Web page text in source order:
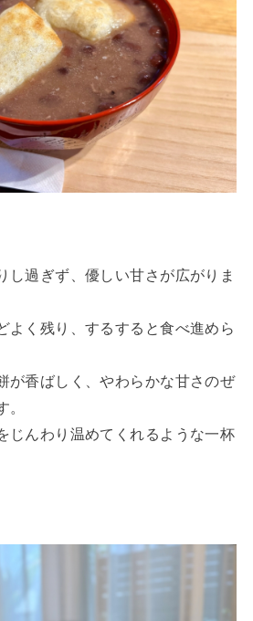
し過ぎず、優しい甘さが広がりま
よく残り、するすると食べ進めら
が香ばしく、やわらかな甘さのぜ
。
じんわり温めてくれるような一杯